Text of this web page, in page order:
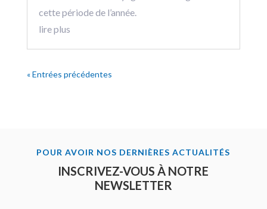
cette période de l’année.
lire plus
« Entrées précédentes
POUR AVOIR NOS DERNIÈRES ACTUALITÉS
INSCRIVEZ-VOUS À NOTRE
NEWSLETTER